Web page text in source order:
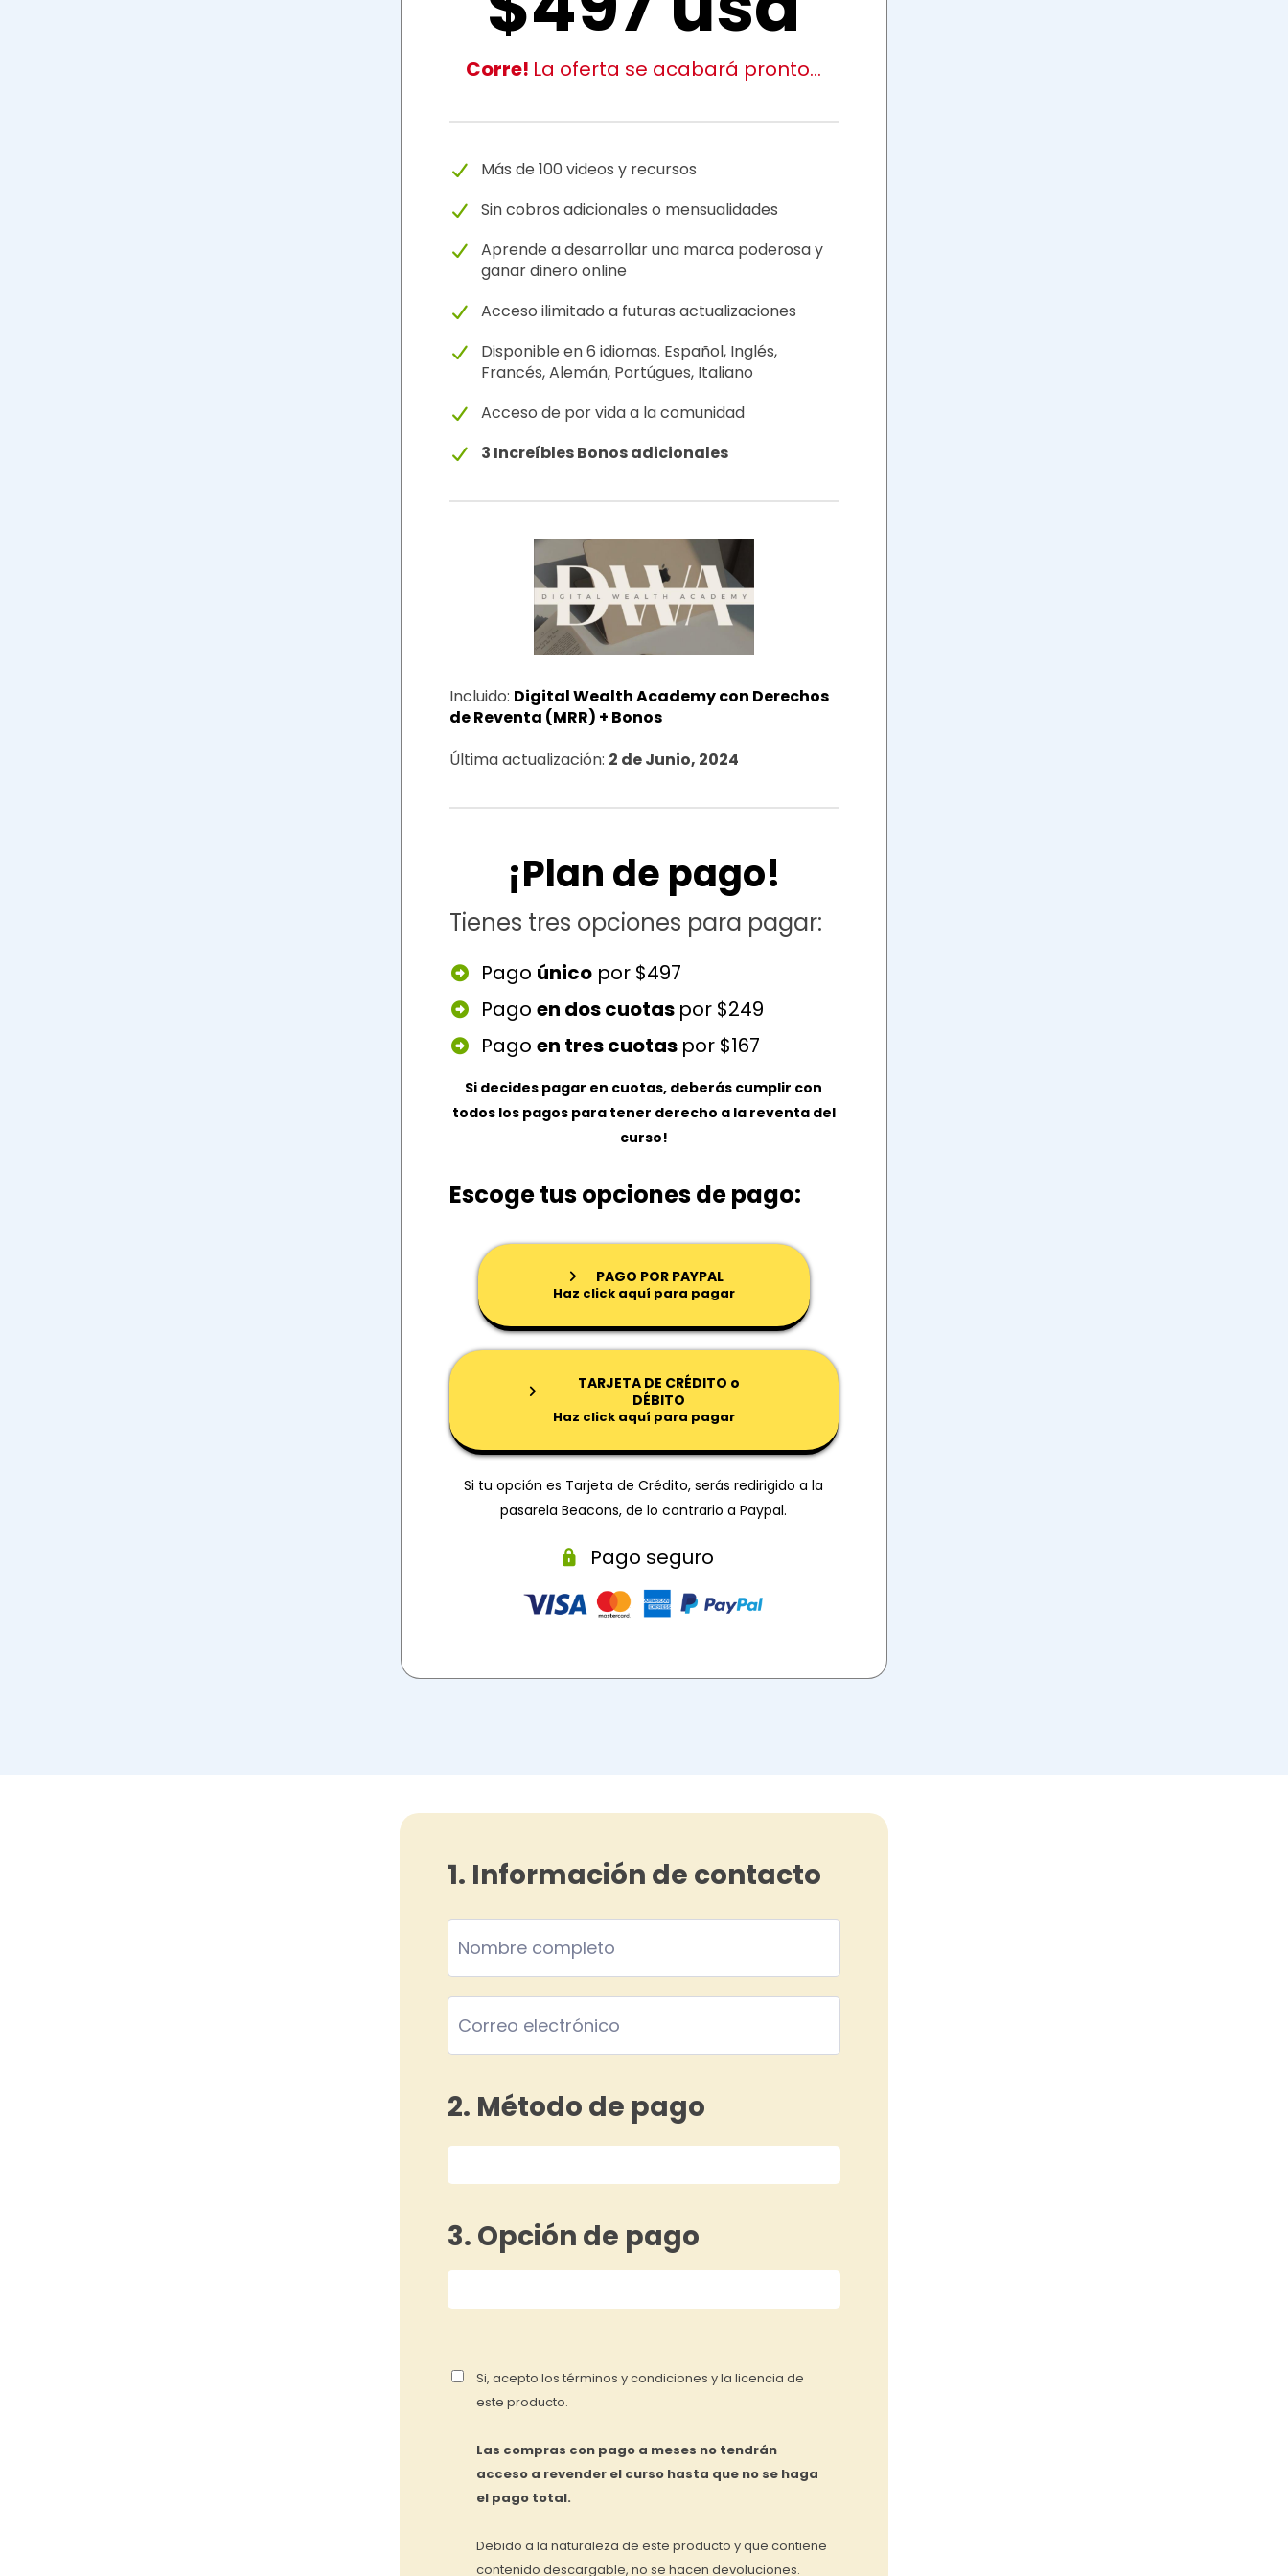
Corre! La oferta se acabará pronto...
Más de 100 videos y recursos
Sin cobros adicionales o mensualidades
Aprende a desarrollar una marca poderosa y
ganar dinero online
Acceso ilimitado a futuras actualizaciones
Disponible en 6 idiomas. Español, Inglés,
Francés, Alemán, Portúgues, Italiano
Acceso de por vida a la comunidad
3 Increíbles Bonos adicionales
Incluido: Digital Wealth Academy con Derechos
de Reventa (MRR) + Bonos
Última actualización: 2 de Junio, 2024
¡Plan de pago!
Tienes tres opciones para pagar:
Pago únicopor $497
Pago en dos cuotas por $249
Pago en tres cuotas por $167
Si decides pagar en cuotas, deberás cumplir con
todos los pagos para tener derecho a la reventa del
curso!
Escoge tus opciones de pago:
PAGO POR PAYPAL
Haz click aquí para pagar
TARJETA DE CRÉDITO o
DÉBITO
Haz click aquí para pagar
Si tu opción es Tarjeta de Crédito, serás redirigido a la
pasarela Beacons, de lo contrario a Paypal.
Pago seguro
1. Información de contacto
2. Método de pago
3. Opción de pago
Si, acepto los términos y condiciones y la licencia de
este producto.
Las compras con pago a meses no tendrán
acceso a revender el curso hasta que no se haga
el pago total.
Debido a la naturaleza de este producto y que contiene
contenido descargable, no se hacen devoluciones.